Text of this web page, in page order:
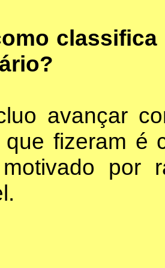
avançar
que fizeram é
por